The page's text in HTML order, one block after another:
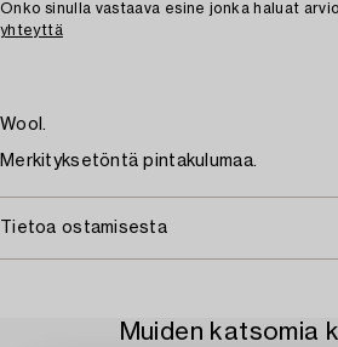
Onko sinulla vastaava esine jonka haluat
yhteyttä
Wool.
Merkityksetöntä pintakulumaa.
Tietoa ostamisesta
Muiden katsomia